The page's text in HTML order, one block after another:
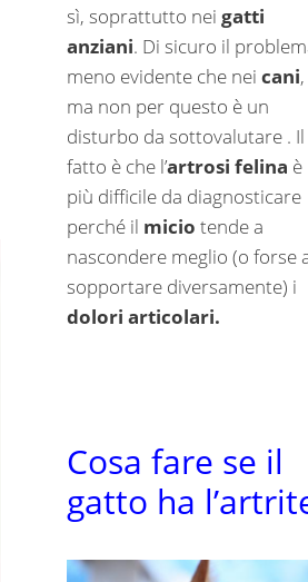
sì, soprattutto nei gatti
anziani. Di sicuro il
meno evidente che nei cani,
ma non per questo è un
disturbo da sottovalutare . Il
fatto è che l’artrosi felina è
più difficile da diagnosticare
perché il micio tende a
nascondere meglio (o forse
sopportare diversamente) i
dolori articolari.
Cosa fare se il
gatto ha